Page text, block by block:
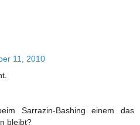
11, 2010
Sarrazin-Bashing einem das
bleibt?